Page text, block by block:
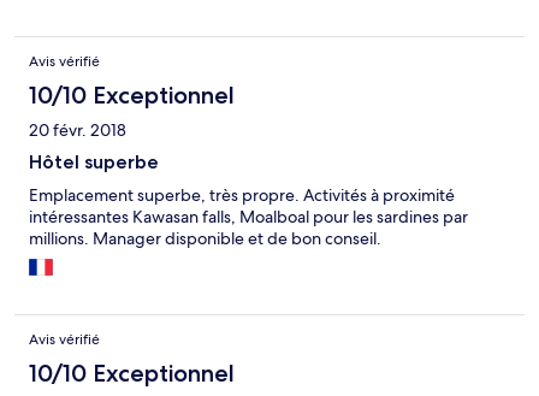
Avis vérifié
10/10 Exceptionnel
20 févr. 2018
Hôtel superbe
Emplacement superbe, très propre. Activités à proximité
intéressantes Kawasan falls, Moalboal pour les sardines par
millions. Manager disponible et de bon conseil.
Avis vérifié
10/10 Exceptionnel